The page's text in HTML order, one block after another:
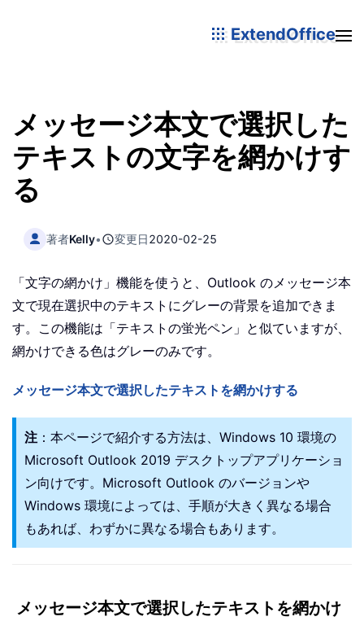
ExtendOffice
メッセージ本文で選択した
テキストの文字を網かけす
る
著者Kelly• 変更日2020-02-25
「文字の網かけ」機能を使うと、Outlook のメッセージ本
文で現在選択中のテキストにグレーの背景を追加できま
す。この機能は「テキストの蛍光ペン」と似ていますが、
網かけできる色はグレーのみです。
メッセージ本文で選択したテキストを網かけする
注 ：本ページで紹介する方法は、Windows 10 環境の
Microsoft Outlook 2019 デスクトップアプリケーショ
ン向けです。Microsoft Outlook のバージョンや
Windows 環境によっては、手順が大きく異なる場合
もあれば、わずかに異なる場合もあります。
メッセージ本文で選択したテキストを網かけ